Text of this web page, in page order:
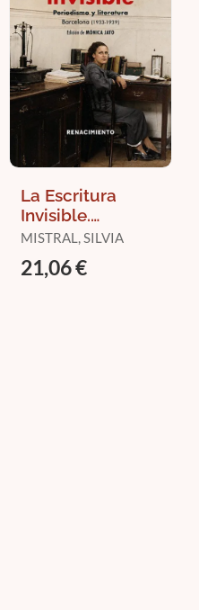
La Escritura
Invisible.
Periodismo y
MISTRAL, SILVIA
21,06 €